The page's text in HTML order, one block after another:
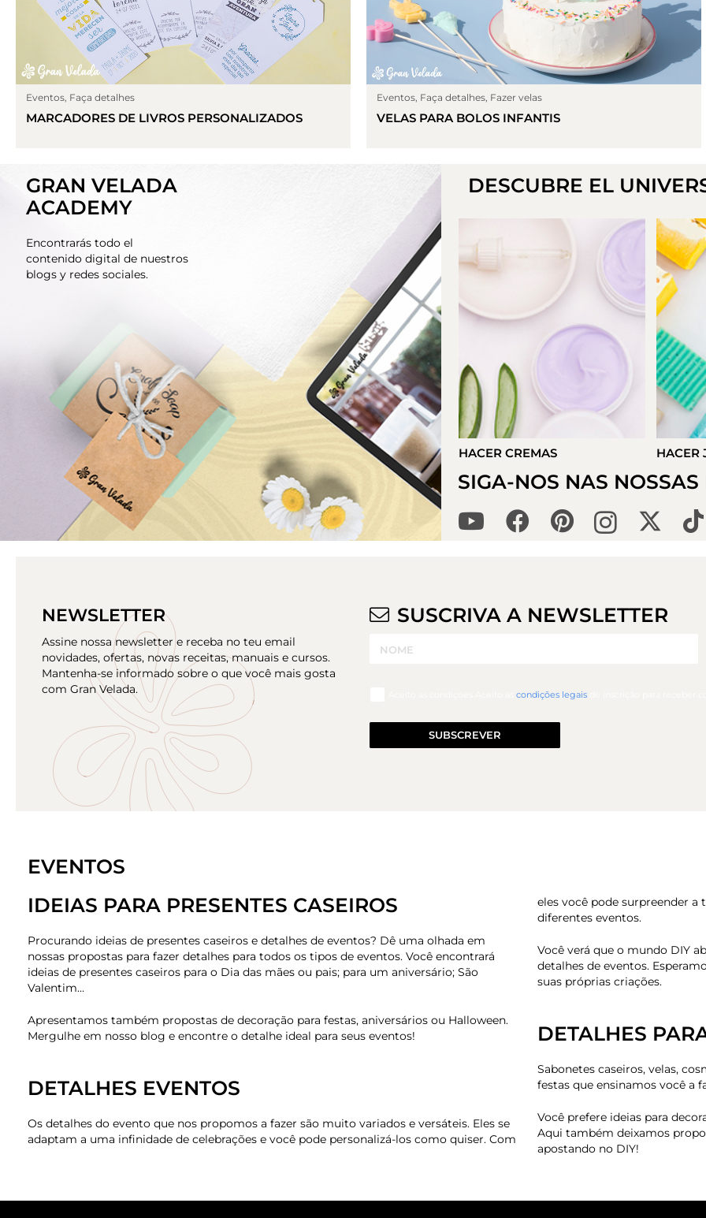
Eventos Faça detalhes
MARCADORES DE LIVROS PERSONALIZADOS
Eventos Faça detalhes Fazer velas
VELAS PARA BOLOS INFANTIS
GRAN VELADA
ACADEMY
Encontrarás todo el
contenido digital de nuestros
blogs y redes sociales.
DESCUBRE EL
BLOG GRAN VELADA HACER CREMAS HACER JABONES HACER
SIGA-NOS NAS NOSSAS
NEWSLETTER
Assine nossa newsletter e receba no teu email
novidades, ofertas, novas receitas, manuais e cursos.
Mantenha-se informado sobre o que você mais gosta
com Gran Velada.
SUSCRIVA A NEWSLETTER
condições legais
SUBSCREVER
EVENTOS
IDEIAS PARA PRESENTES CASEIROS
Procurando ideias de presentes caseiros e detalhes de eventos? Dê uma olhada em
nossas propostas para fazer detalhes para todos os tipos de eventos. Você encontrará
ideias de presentes caseiros para o Dia das mães ou pais; para um aniversário; São
Valentim…
Apresentamos também propostas de decoração para festas, aniversários ou Halloween.
Mergulhe em nosso blog e encontre o detalhe ideal para seus eventos!
DETALHES EVENTOS
Os detalhes do evento que nos propomos a fazer são muito variados e versáteis. Eles se
adaptam a uma infinidade de celebrações e você pode personalizá-los como quiser. Com
eles você pode surpreender
diferentes eventos.
Você verá que o mundo DIY
detalhes de eventos.
suas próprias criações.
DETALHES
Sabonetes caseiros, velas,
festas que ensinamos você a
Você prefere ideias para
Aqui também deixamos
apostando no DIY!